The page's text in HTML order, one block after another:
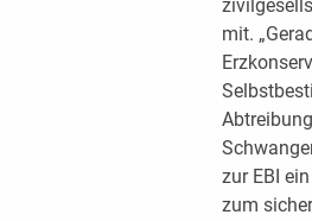
mit.
zur EBI
zum